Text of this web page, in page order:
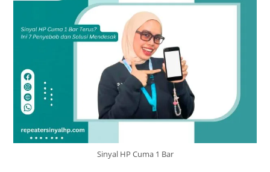
Sinyal HP Cuma 1 Bar